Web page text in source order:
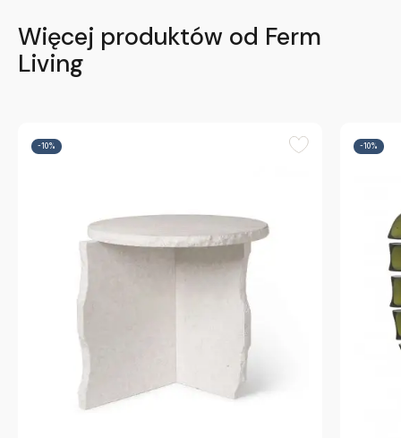
Więcej produktów od Ferm
Living
-10% -10%